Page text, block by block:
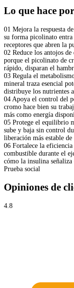
Lo que hace
01 Mejora la respuesta
su forma picolinato
receptores que abren la
02 Reduce los antojos
porque el picolinato de
rápido, disparan el
03 Regula el
mineral traza esencial
distribuye los nutrientes a
04 Apoya el control del
cromo hace bien su
más como energía
05 Protege el equilibrio
sube y baja sin control
liberación más estable de
06 Fortalece la eficiencia
combustible durante el
cómo la insulina
Prueba social
Opiniones de
4.8